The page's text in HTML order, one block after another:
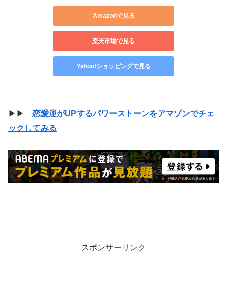
Amazonで見る
楽天市場で見る
Yahoo!ショッピングで見る
▶▶ 恋愛運がUPするパワーストーンをアマゾンでチェ
ックしてみる
スポンサーリンク